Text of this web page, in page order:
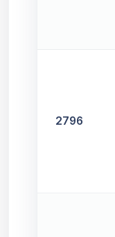
2796